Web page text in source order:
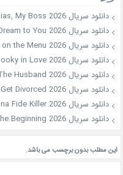
دانلود سریال My Bias, My Boss 2026
دانلود سریال Dream to You 2026
دانلود سریال Love on the Menu 2026
دانلود سریال Spooky in Love 2026
دانلود سریال The Husband 2026
دانلود سریال OK! Let’s Get Divorced 2026
دانلود سریال A Bona Fide Killer 2026
دانلود سریال The Affair Was Just the Beginning 2026
این مطلب بدون برچسب می باشد.